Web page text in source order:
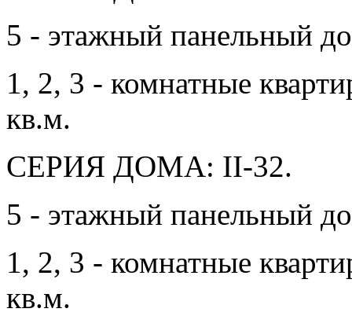
5 - этажный панельный
1, 2, 3 - комнатные
кв.м.
СЕРИЯ ДОМА: II-32.
5 - этажный панельный
1, 2, 3 - комнатные
кв.м.